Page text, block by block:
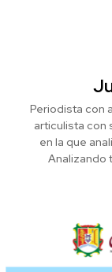
Periodista con
articulista con
en la que
Analizando